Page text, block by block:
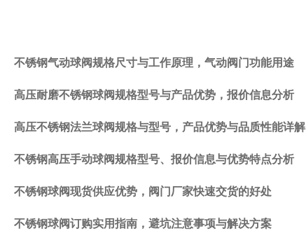
不锈钢气动球阀规格尺寸与工作原理，气动阀门功能用途
高压耐磨不锈钢球阀规格型号与产品优势，报价信息分析
高压不锈钢法兰球阀规格与型号，产品优势与品质性能详解
不锈钢高压手动球阀规格型号、报价信息与优势特点分析
不锈钢球阀现货供应优势，阀门厂家快速交货的好处
不锈钢球阀订购实用指南，避坑注意事项与解决方案
一
不
钢
节
的